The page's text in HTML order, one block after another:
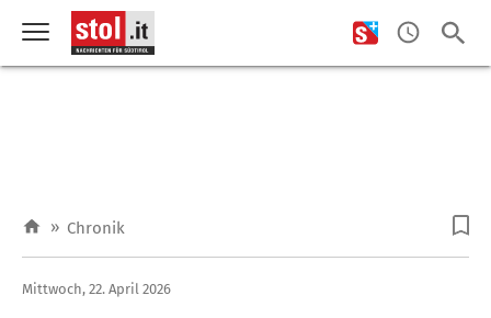
» Chronik
Mittwoch, 22. April 2026